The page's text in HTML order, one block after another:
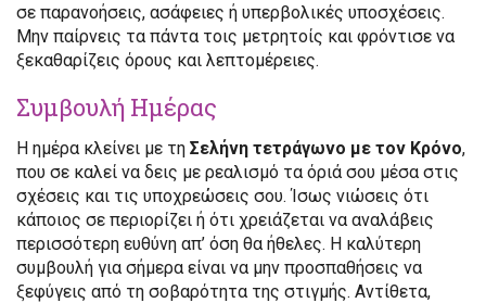
σε παρανοήσεις, ασάφειες ή υπερβολικές υποσχέσεις.
Μην παίρνεις τα πάντα τοις μετρητοίς και φρόντισε να
ξεκαθαρίζεις όρους και λεπτομέρειες.
Συμβουλή Ημέρας
Η ημέρα κλείνει με τη Σελήνη τετράγωνο με τον Κρόνο,
που σε καλεί να δεις με ρεαλισμό τα όριά σου μέσα στις
σχέσεις και τις υποχρεώσεις σου. Ίσως νιώσεις ότι
κάποιος σε περιορίζει ή ότι χρειάζεται να αναλάβεις
περισσότερη ευθύνη απ’ όση θα ήθελες. Η καλύτερη
συμβουλή για σήμερα είναι να μην προσπαθήσεις να
ξεφύγεις από τη σοβαρότητα της στιγμής. Αντίθετα,